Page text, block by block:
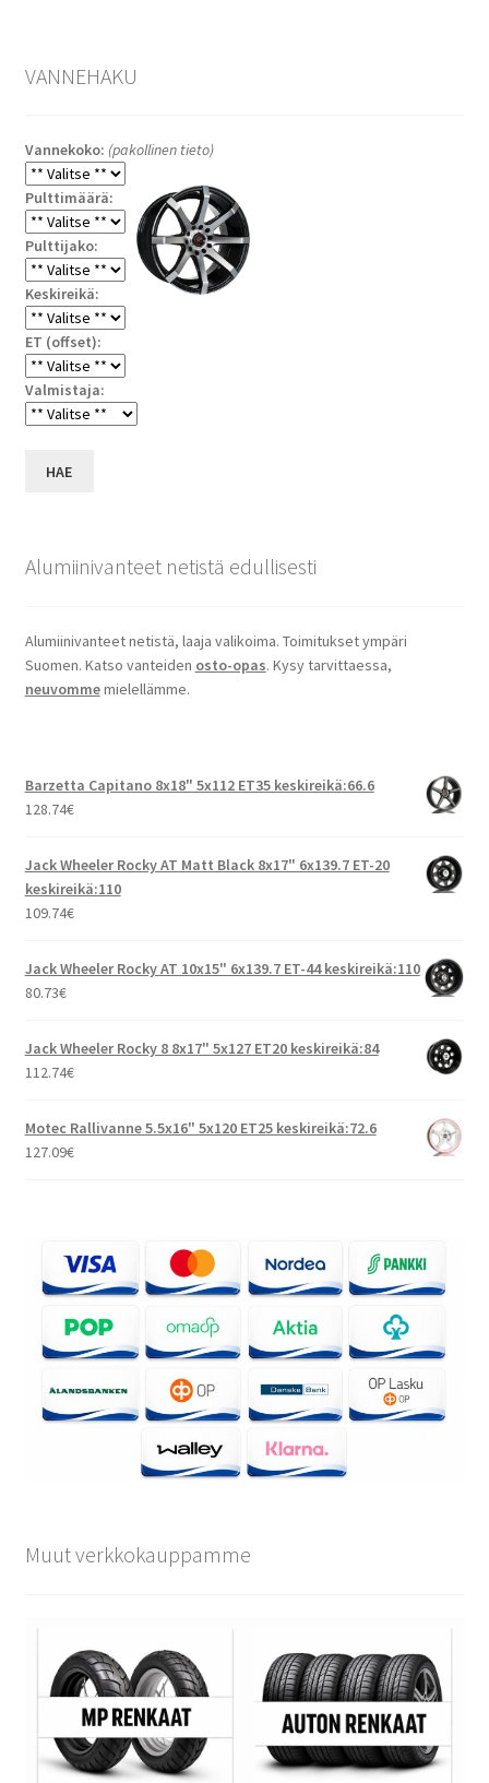
VANNEHAKU
Vannekoko: (pakollinen tieto)
Pulttimäärä:
Pulttijako:
Keskireikä:
ET (offset):
Valmistaja:
HAE
Alumiinivanteet netistä edullisesti
Alumiinivanteet netistä, laaja valikoima. Toimitukset ympäri
Suomen. Katso vanteiden osto-opas. Kysy tarvittaessa,
neuvommemielellämme.
Barzetta Capitano 8x18" 5x112 ET35 keskireikä:66.6
128.74€
Jack Wheeler Rocky AT Matt Black 8x17" 6x139.7 ET-20
keskireikä:110
109.74€
Jack Wheeler Rocky AT 10x15" 6x139.7 ET-44 keskireikä:110
80.73€
Jack Wheeler Rocky 8 8x17" 5x127 ET20 keskireikä:84
112.74€
Motec Rallivanne 5.5x16" 5x120 ET25 keskireikä:72.6
127.09€
Muut verkkokauppamme